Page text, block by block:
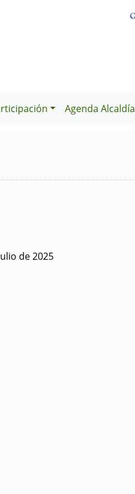
Agenda Alcaldía
de 2025